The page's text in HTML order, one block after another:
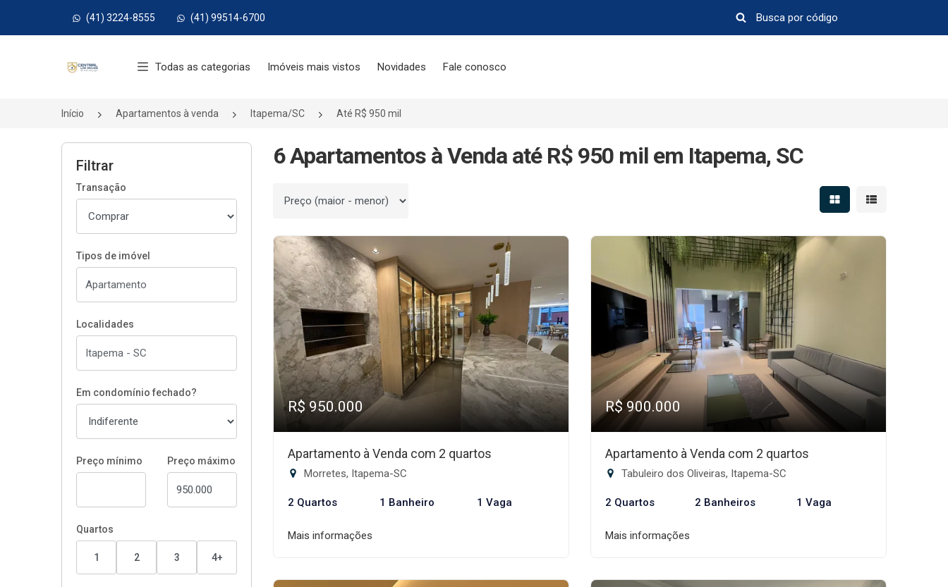
(41) 3224-8555 (41) 99514-6700
Todas as categorias Imóveis mais vistos Novidades Fale conosco
Início Apartamentos à venda Itapema/SC Até R$ 950 mil
Filtrar
Transação
Tipos de imóvel
Localidades
Em condomínio fechado?
Preço mínimo Preço máximo
Quartos
1 2 3 4+
6 Apartamentos à Venda até R$ 950 mil em Itapema, SC
Ordenar por Mostrar resultados em
Mostrar
R$ 950.000
Apartamento à Venda com 2 quartos
Morretes, Itapema-SC
2 Quartos 1 Banheiro 1 Vaga
Mais informações
R$ 900.000
Apartamento à Venda com 2 quartos
Tabuleiro dos Oliveiras, Itapema-SC
2 Quartos 2 Banheiros 1 Vaga
Mais informações